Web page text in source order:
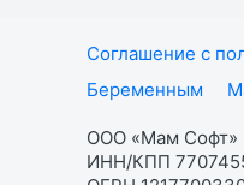
Соглашение с
Беременным
ООО «Мам Софт»
ИНН/КПП